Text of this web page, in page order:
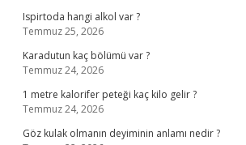
Ispirtoda hangi alkol var ?
Temmuz 25, 2026
Karadutun kaç bölümü var ?
Temmuz 24, 2026
1 metre kalorifer peteği kaç kilo gelir ?
Temmuz 24, 2026
Göz kulak olmanın deyiminin anlamı nedir ?